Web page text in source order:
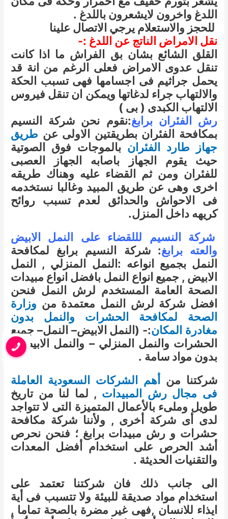
اللدغ واخرون لايشعرون باللدغ .
للحجز والاستعلام يرجي الاتصال علينا
نقل الامراض الناتج عن اللدغ :-
القلق الشائع بشان بق الفراش ما اذا كانت
تنقل عدوى الامراض فعلى الرغم من انة قد
يحمل جراثيم فى اجسامها فهى تسبب الحكة
والالتهاب جراء لدغاتها ويمكن ان تنقل فيروس
الالتهاب الكبدى ( بى )
رش الفئران برابغ:نقوم نحن شركة النسيم
بمكافحة الفئران بطريقتين الاولى عن طريق
جهاز طارد الفئران بالموجات فوق الصوتية
حيث يقوم الجهاز باصابه الجهاز العصبى
للفئران ومن ثم القضاء عليه وهناك طريقه
اخرى وهى عن طريق المبيد وغالبا نستخدمه
فى الاحواش والحدائق لعدم تسبب روائح
كريهه داخل المنزل.
شركة النسيم لللقضاء على النمل الابيض
والعته برابغ: شركة النسيم برابغ لمكافحة
النمل بجميع انواعه :النمل المنزلي , النمل
الابيض , جميع انواع النمل بافضل انواع مبيدات
الصحة العامة المستخدم لرش النمل فنحن
افضل شركة لرش النمل معتمدة من وزارة
الصحة لمكافحة الحشرات والنمل بدون
مغادرة المكان:- (النمل الابيض– النمل– جميع
الحشرات والنمل المنزلي – والنمل الابيض )
بدون مواد سامة .
شركتنا من أهم الشركات السعودية العاملة
فى مجال رش المبيدات , لما لنا من تاريخ
طويل وملىء بالأعمال المتميزة التى لا تتواجد
لدى أى شركة أخرى , ولأننا شركة مكافحة
حشرات و رش مبيدات برابغ ؛ فنحن نحرص
أشد الحرص على استخدام أفضل المعدات
والتقنيات الحديثة .
الى جانب ذلك فان شركتنا تعتمد على
استخدام مواد صديقة للبيئة ولا تتسبب فى أية
ايذاء للانسان ,فهى غير مضرة بالصحة تماما ,